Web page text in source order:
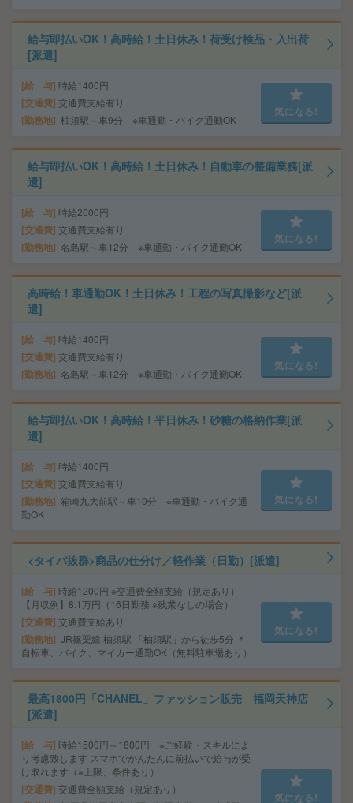
給与即払いOK！高時給！土日休み！荷受け検品・入出荷
[派遣]
給 与 時給1400円
交通費 交通費支給有り
勤務地 柚須駅～車9分 ※車通勤・バイク通勤OK
気になる!
給与即払いOK！高時給！土日休み！自動車の整備業務[派
遣]
給 与 時給2000円
交通費 交通費支給有り
勤務地 名島駅～車12分 ※車通勤・バイク通勤OK
気になる!
高時給！車通勤OK！土日休み！工程の写真撮影など[派
遣]
給 与 時給1400円
交通費 交通費支給有り
勤務地 名島駅～車12分 ※車通勤・バイク通勤OK
気になる!
給与即払いOK！高時給！平日休み！砂糖の格納作業[派
遣]
給 与 時給1400円
交通費 交通費支給有り
勤務地
箱崎九大前駅～車10分 ※車通勤・バイク通
勤OK
気になる!
<タイパ抜群>商品の仕分け／軽作業（日勤）[派遣]
給 与 時給1200円 ※交通費全額支給（規定あり）
【月収例】8.1万円（16日勤務 ※残業なしの場合）
交通費 交通費支給あり
勤務地 JR篠栗線 柚須駅 「柚須駅」から徒歩5分 ＊
自転車、バイク、マイカー通勤OK（無料駐車場あり）
気になる!
最高1800円「CHANEL」ファッション販売 福岡天神店
[派遣]
給 与 時給1500円～1800円 ※ご経験・スキルによ
り考慮致します スマホでかんたんに前払いで給与が受
け取れます（※上限、条件あり）
交通費 交通費全額支給（規定あり）
気になる!